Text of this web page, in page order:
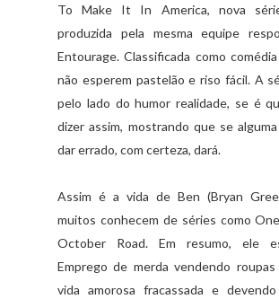
To Make It In America, nova
produzida pela mesma equipe
Entourage. Classificada como
não esperem pastelão e riso fácil. A
pelo lado do humor realidade, se é
dizer assim, mostrando que se
dar errado, com certeza, dará.
Assim é a vida de Ben (Bryan
muitos conhecem de séries como
October Road. Em resumo, ele
Emprego de merda vendendo roupas
vida amorosa fracassada e